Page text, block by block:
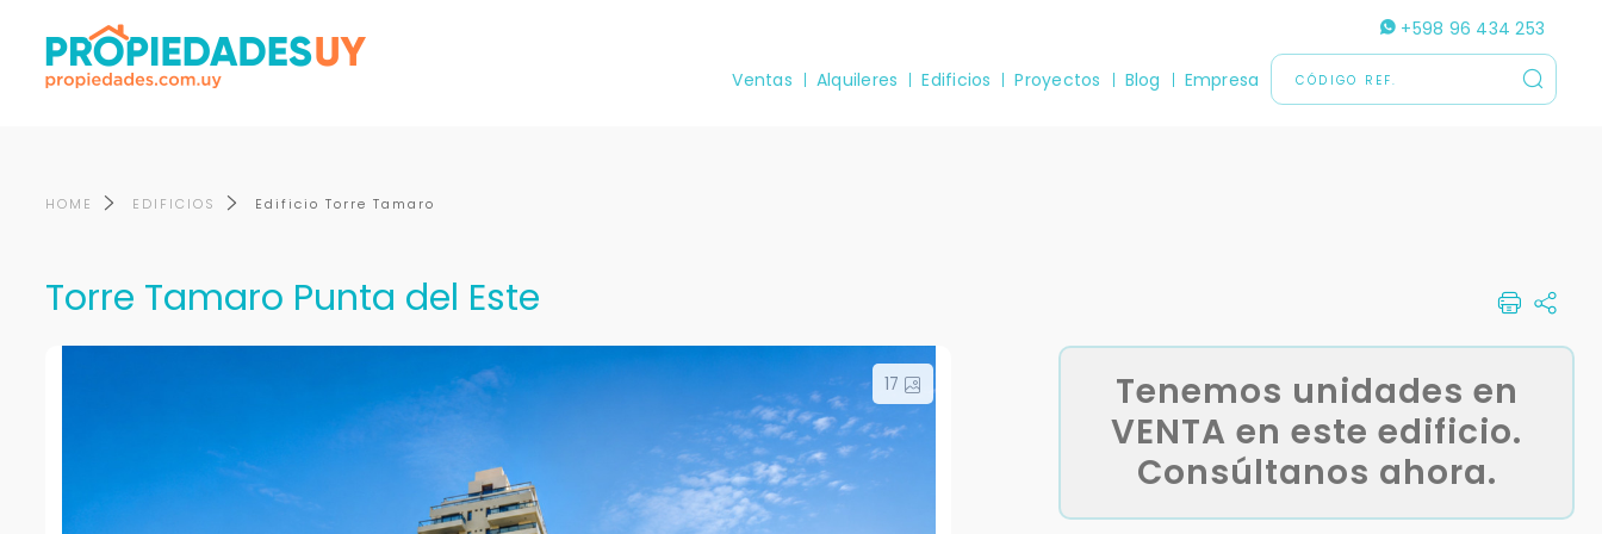
+598 96 434 253
Ventas Alquileres Edificios Proyectos Blog Empresa
HOME EDIFICIOS Edificio Torre Tamaro
Torre Tamaro Punta del Este
17
Tenemos unidades en
VENTA en este edificio.
Consúltanos ahora.